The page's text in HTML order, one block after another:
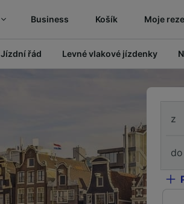
Business Košík Moje
Jízdní řád Levné vlakové jízdenky
z
do